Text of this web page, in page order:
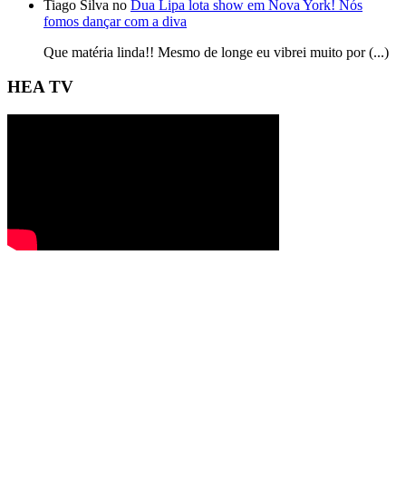
Tiago Silva no Dua Lipa lota show em Nova York! Nós
fomos dançar com a diva
Que matéria linda!! Mesmo de longe eu vibrei muito por (...)
HEA TV